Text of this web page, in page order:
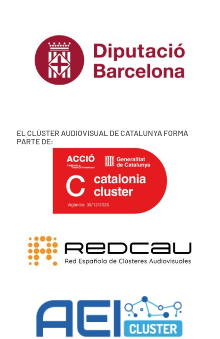
EL CLÚSTER AUDIOVISUAL DE CATALUNYA FORMA
PARTE DE: